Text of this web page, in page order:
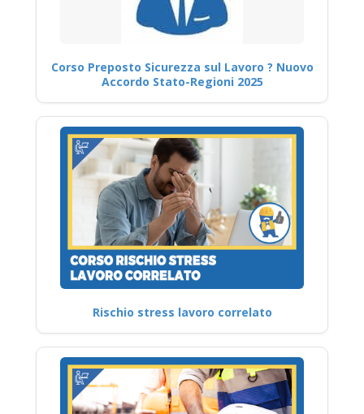
Corso Preposto Sicurezza sul Lavoro ? Nuovo
Accordo Stato-Regioni 2025
Rischio stress lavoro correlato